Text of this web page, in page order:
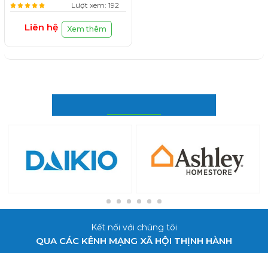
Lượt xem: 192
Liên hệ Xem thêm
Kết nối với chúng tôi
QUA CÁC KÊNH MẠNG XÃ HỘI THỊNH HÀNH